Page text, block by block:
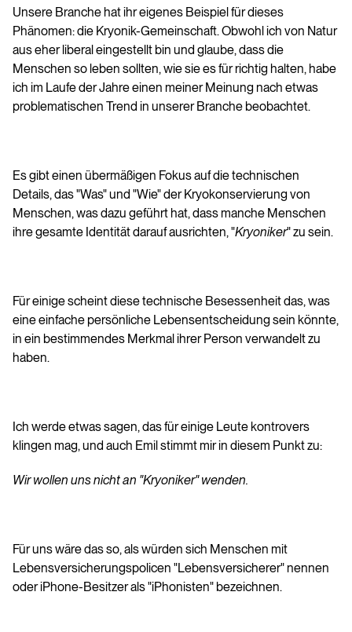
Unsere Branche hat ihr eigenes Beispiel für dieses
Phänomen: die Kryonik-Gemeinschaft. Obwohl ich von Natur
aus eher liberal eingestellt bin und glaube, dass die
Menschen so leben sollten, wie sie es für richtig halten, habe
ich im Laufe der Jahre einen meiner Meinung nach etwas
problematischen Trend in unserer Branche beobachtet.
Es gibt einen übermäßigen Fokus auf die technischen
Details, das "Was" und "Wie" der Kryokonservierung von
Menschen, was dazu geführt hat, dass manche Menschen
ihre gesamte Identität darauf ausrichten, "Kryoniker" zu sein.
Für einige scheint diese technische Besessenheit das, was
eine einfache persönliche Lebensentscheidung sein könnte,
in ein bestimmendes Merkmal ihrer Person verwandelt zu
haben.
Ich werde etwas sagen, das für einige Leute kontrovers
klingen mag, und auch Emil stimmt mir in diesem Punkt zu:
Wir wollen uns nicht an "Kryoniker" wenden.
Für uns wäre das so, als würden sich Menschen mit
Lebensversicherungspolicen "Lebensversicherer" nennen
oder iPhone-Besitzer als "iPhonisten" bezeichnen.